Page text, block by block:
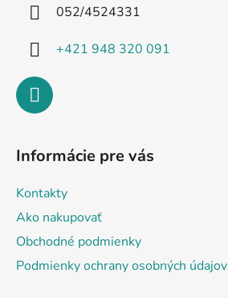
052/4524331
+421 948 320 091
Informácie pre vás
Kontakty
Ako nakupovať
Obchodné podmienky
Podmienky ochrany osobných údajov